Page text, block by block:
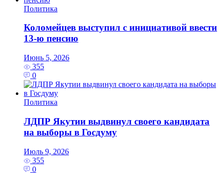
Политика
Коломейцев выступил с инициативой ввести
13‑ю пенсию
Июнь 5, 2026
355
0
Политика
ЛДПР Якутии выдвинул своего кандидата
на выборы в Госдуму
Июль 9, 2026
355
0